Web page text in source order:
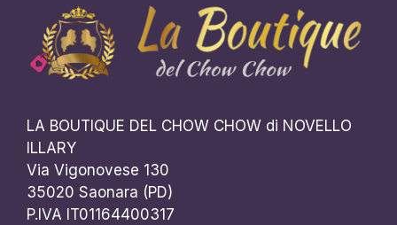
LA BOUTIQUE DEL CHOW CHOW di NOVELLO
ILLARY
Via Vigonovese 130
35020 Saonara (PD)
P.IVA IT01164400317